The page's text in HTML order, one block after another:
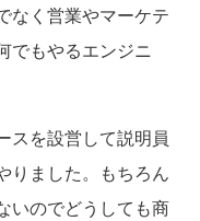
なく営業やマーケテ
でもやるエンジニ
スを設営して説明員
りました。もちろん
いのでどうしても商